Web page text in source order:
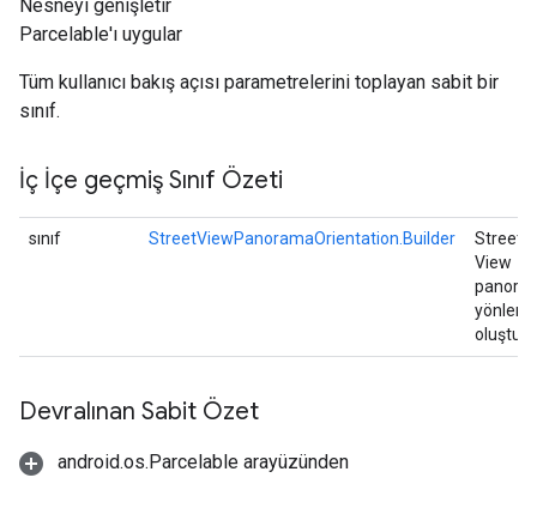
Nesneyi genişletir
Parcelable'ı uygular
Tüm kullanıcı bakış açısı parametrelerini toplayan sabit bir
sınıf.
İç İçe geçmiş Sınıf Özeti
sınıf StreetViewPanoramaOrientation.Builder
Street
View
yönleri
Devralınan Sabit Özet
android.os.Parcelable arayüzünden